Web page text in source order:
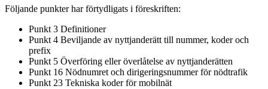
Följande punkter har förtydligats i föreskriften:
Punkt 3 Definitioner
Punkt 4 Beviljande av nyttjanderätt till nummer, koder och
prefix
Punkt 5 Överföring eller överlåtelse av nyttjanderätten
Punkt 16 Nödnumret och dirigeringsnummer för nödtrafik
Punkt 23 Tekniska koder för mobilnät